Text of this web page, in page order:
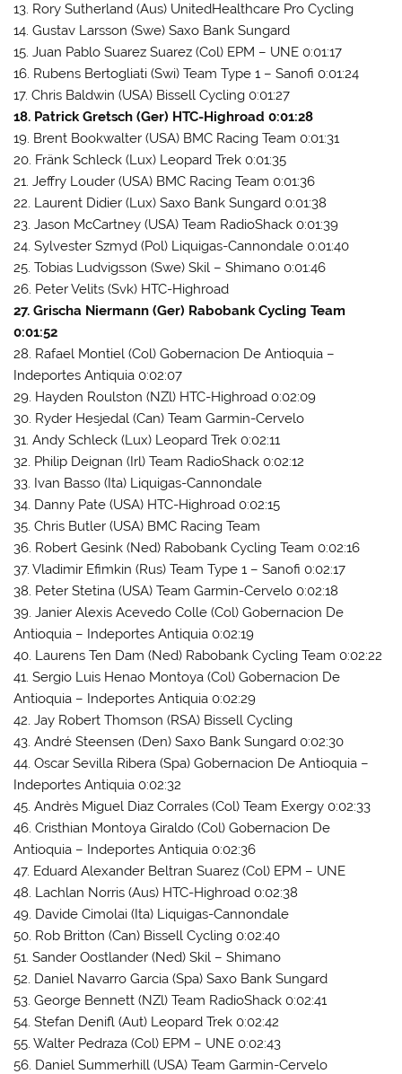
13. Rory Sutherland (Aus) UnitedHealthcare Pro Cycling
14. Gustav Larsson (Swe) Saxo Bank Sungard
15. Juan Pablo Suarez Suarez (Col) EPM – UNE 0:01:17
16. Rubens Bertogliati (Swi) Team Type 1 – Sanofi 0:01:24
17. Chris Baldwin (USA) Bissell Cycling 0:01:27
18. Patrick Gretsch (Ger) HTC-Highroad 0:01:28
19. Brent Bookwalter (USA) BMC Racing Team 0:01:31
20. Fränk Schleck (Lux) Leopard Trek 0:01:35
21. Jeffry Louder (USA) BMC Racing Team 0:01:36
22. Laurent Didier (Lux) Saxo Bank Sungard 0:01:38
23. Jason McCartney (USA) Team RadioShack 0:01:39
24. Sylvester Szmyd (Pol) Liquigas-Cannondale 0:01:40
25. Tobias Ludvigsson (Swe) Skil – Shimano 0:01:46
26. Peter Velits (Svk) HTC-Highroad
27. Grischa Niermann (Ger) Rabobank Cycling Team
0:01:52
28. Rafael Montiel (Col) Gobernacion De Antioquia –
Indeportes Antiquia 0:02:07
29. Hayden Roulston (NZl) HTC-Highroad 0:02:09
30. Ryder Hesjedal (Can) Team Garmin-Cervelo
31. Andy Schleck (Lux) Leopard Trek 0:02:11
32. Philip Deignan (Irl) Team RadioShack 0:02:12
33. Ivan Basso (Ita) Liquigas-Cannondale
34. Danny Pate (USA) HTC-Highroad 0:02:15
35. Chris Butler (USA) BMC Racing Team
36. Robert Gesink (Ned) Rabobank Cycling Team 0:02:16
37. Vladimir Efimkin (Rus) Team Type 1 – Sanofi 0:02:17
38. Peter Stetina (USA) Team Garmin-Cervelo 0:02:18
39. Janier Alexis Acevedo Colle (Col) Gobernacion De
Antioquia – Indeportes Antiquia 0:02:19
40. Laurens Ten Dam (Ned) Rabobank Cycling Team 0:02:22
41. Sergio Luis Henao Montoya (Col) Gobernacion De
Antioquia – Indeportes Antiquia 0:02:29
42. Jay Robert Thomson (RSA) Bissell Cycling
43. André Steensen (Den) Saxo Bank Sungard 0:02:30
44. Oscar Sevilla Ribera (Spa) Gobernacion De Antioquia –
Indeportes Antiquia 0:02:32
45. Andrès Miguel Diaz Corrales (Col) Team Exergy 0:02:33
46. Cristhian Montoya Giraldo (Col) Gobernacion De
Antioquia – Indeportes Antiquia 0:02:36
47. Eduard Alexander Beltran Suarez (Col) EPM – UNE
48. Lachlan Norris (Aus) HTC-Highroad 0:02:38
49. Davide Cimolai (Ita) Liquigas-Cannondale
50. Rob Britton (Can) Bissell Cycling 0:02:40
51. Sander Oostlander (Ned) Skil – Shimano
52. Daniel Navarro Garcia (Spa) Saxo Bank Sungard
53. George Bennett (NZl) Team RadioShack 0:02:41
54. Stefan Denifl (Aut) Leopard Trek 0:02:42
55. Walter Pedraza (Col) EPM – UNE 0:02:43
56. Daniel Summerhill (USA) Team Garmin-Cervelo